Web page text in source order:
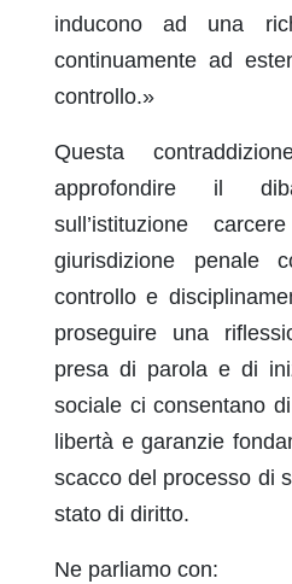
inducono ad una
continuamente ad
controllo.»
Questa
approfondire il
sull’istituzione
giurisdizione penale
controllo e
proseguire una
presa di parola e di
sociale ci consentano
libertà e garanzie
scacco del processo di
stato di diritto.
Ne parliamo con: